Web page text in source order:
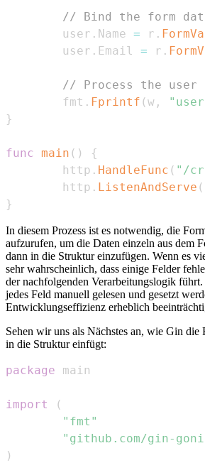
// Bind the form
        user
. Name = r .
        user
. Email = r .
// Process the user
        fmt
. Fprintf (w ,
}
func main ( )
{
        http
. HandleFunc ( "/
        http
. ListenAndServe (
}
In diesem Prozess ist es notwendig, die
aufzurufen, um die Daten einzeln aus dem
dann in die Struktur einzufügen. Wenn es
sehr wahrscheinlich, dass einige Felder
der nachfolgenden Verarbeitungslogik
jedes Feld manuell gelesen und gesetzt
Entwicklungseffizienz erheblich
Sehen wir uns als Nächstes an, wie Gin die
in die Struktur einfügt:
package
import
(
"fmt"
"github.com/gin-
)